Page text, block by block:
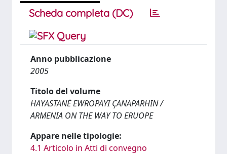
Scheda completa (DC)
Anno pubblicazione
2005
Titolo del volume
HAYASTANË EWROPAYI ÇANAPARHIN /
ARMENIA ON THE WAY TO ERUOPE
Appare nelle tipologie:
4.1 Articolo in Atti di convegno